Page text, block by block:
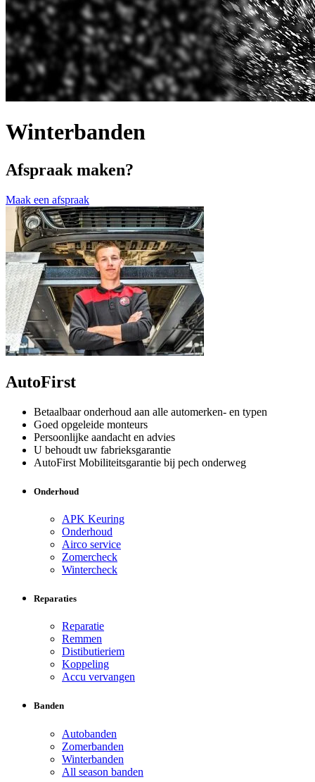
Winterbanden
Afspraak maken?
Maak een afspraak
AutoFirst
Betaalbaar onderhoud aan alle automerken- en typen
Goed opgeleide monteurs
Persoonlijke aandacht en advies
U behoudt uw fabrieksgarantie
AutoFirst Mobiliteitsgarantie bij pech onderweg
Onderhoud
APK Keuring
Onderhoud
Airco service
Zomercheck
Wintercheck
Reparaties
Reparatie
Remmen
Distibutieriem
Koppeling
Accu vervangen
Banden
Autobanden
Zomerbanden
Winterbanden
All season banden